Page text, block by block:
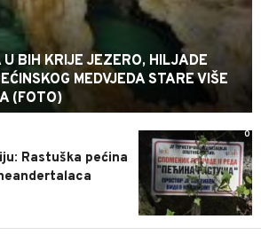
BIH KRIJE JEZERO, HILJADE
MEDVJEDA STARE VIŠE
(FOTO)
0
Rastuška pećina